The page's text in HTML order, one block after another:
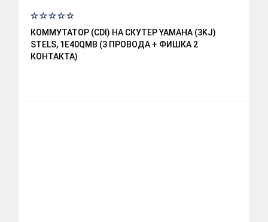
КОММУТАТОР (CDI) НА СКУТЕР YAMAHA (3KJ)
STELS, 1E40QMB (3 ПРОВОДА + ФИШКА 2
КОНТАКТА)